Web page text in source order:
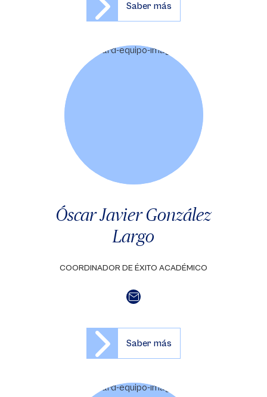
Saber más
Óscar Javier González
Largo
COORDINADOR DE ÉXITO ACADÉMICO
Saber más